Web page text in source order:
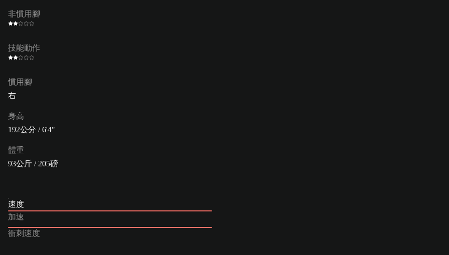
非慣用腳
技能動作
慣用腳
右
身高
192公分 / 6'4"
體重
93公斤 / 205磅
速度
加速
衝刺速度